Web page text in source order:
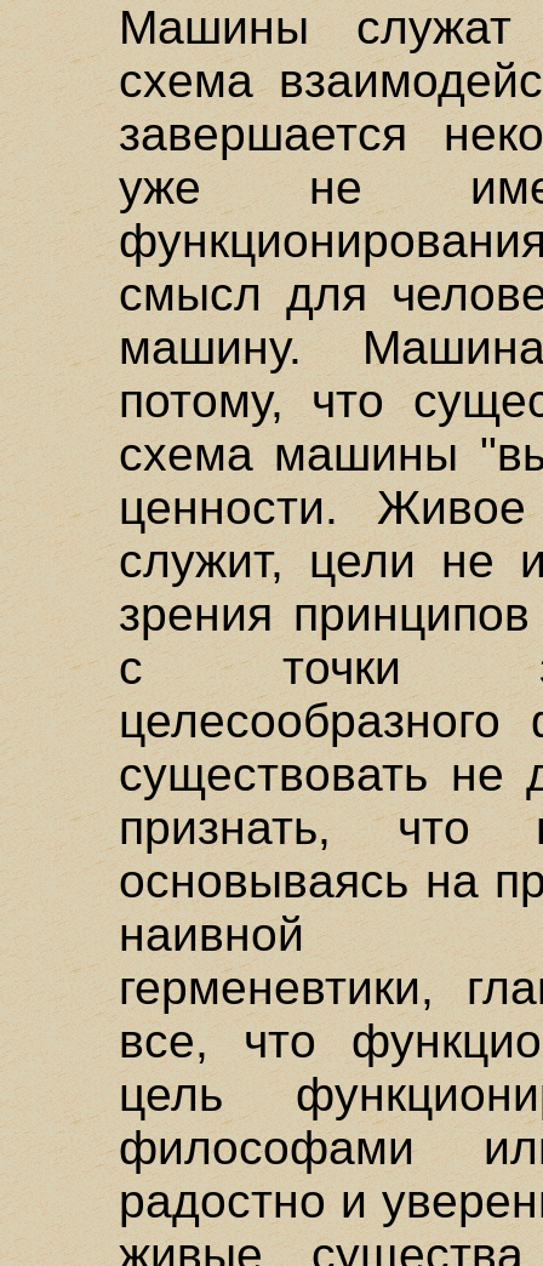
Машины служат
схема
завершается
уже не
смысл для
машину.
потому, что
схема машины
ценности.
служит, цели не
зрения
с точки
существовать не
признать, что
основываясь на
наивной
герменевтики,
все, что
цель
философами
радостно и
живые